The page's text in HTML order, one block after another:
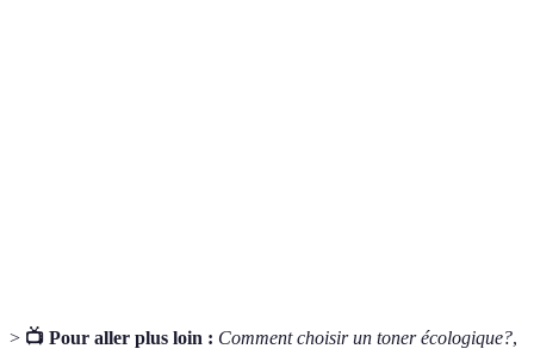
> 📺 Pour aller plus loin : Comment choisir un toner écologique?,